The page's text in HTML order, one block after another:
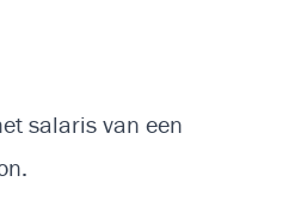
salaris van een